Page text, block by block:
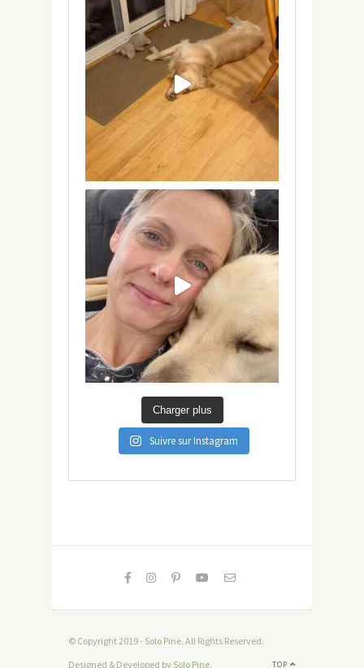
Charger plus
Suivre sur Instagram
© Copyright 2019 - Solo Pine. All Rights Reserved.
TOP
Designed & Developed by Solo Pine.